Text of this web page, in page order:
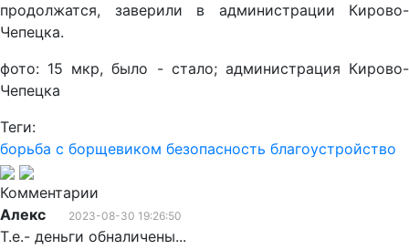
продолжатся, заверили в администрации Кирово-
Чепецка.
фото: 15 мкр, было - стало; администрация Кирово-
Чепецка
Теги:
борьба с борщевиком безопасность благоустройство
Комментарии
Алекс
2023-08-30 19:26:50
Т.е.- деньги обналичены...